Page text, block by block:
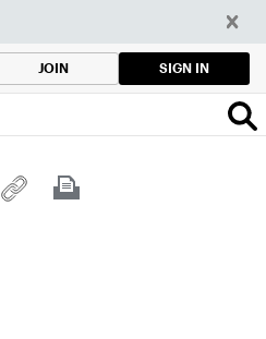
JOIN SIGN IN